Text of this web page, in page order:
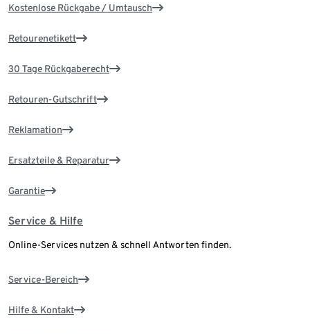
Kostenlose Rückgabe / Umtausch
Retourenetikett
30 Tage Rückgaberecht
Retouren-Gutschrift
Reklamation
Ersatzteile & Reparatur
Garantie
Service & Hilfe
Online-Services nutzen & schnell Antworten finden.
Service-Bereich
Hilfe & Kontakt